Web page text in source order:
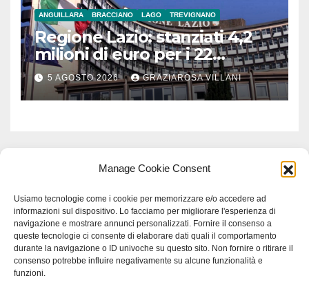
Manage Cookie Consent
Usiamo tecnologie come i cookie per memorizzare e/o accedere ad
informazioni sul dispositivo. Lo facciamo per migliorare l'esperienza di
navigazione e mostrare annunci personalizzati. Fornire il consenso a
queste tecnologie ci consente di elaborare dati quali il comportamento
durante la navigazione o ID univoche su questo sito. Non fornire o ritirare il
consenso potrebbe influire negativamente su alcune funzionalità e
funzioni.
ANGUILLARA BRACCIANO LAGO TREVIGNANO
Regione Lazio: stanziati 4,2
milioni di euro per i 22
Comuni dell’Etruria
Meridionale
5 AGOSTO 2026 GRAZIAROSA VILLANI